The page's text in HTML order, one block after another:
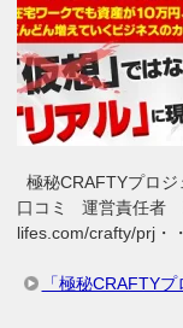
極秘CRAFTYプロ
口コミ 運営責任
lifes.com/crafty/prj・
「極秘CRAFTY